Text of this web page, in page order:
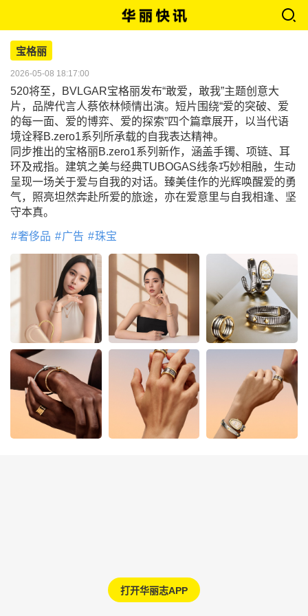
宝格丽
2026-05-08 18:17:00
520将至，BVLGAR宝格丽发布“敢爱，敢我”主题创意大
片，品牌代言人蔡依林倾情出演。短片围绕“爱的突破、爱
的每一面、爱的博弈、爱的探索”四个篇章展开，以当代语
境诠释B.zero1系列所承载的自我表达精神。
同步推出的宝格丽B.zero1系列新作，涵盖手镯、项链、耳
环及戒指。建筑之美与经典TUBOGAS线条巧妙相融，生动
呈现一场关于爱与自我的对话。臻美佳作的光辉唤醒爱的勇
气，照亮坦然奔赴所爱的旅途，亦在爱意里与自我相逢、坚
守本真。
奢侈品 广告 珠宝
打开华丽志APP